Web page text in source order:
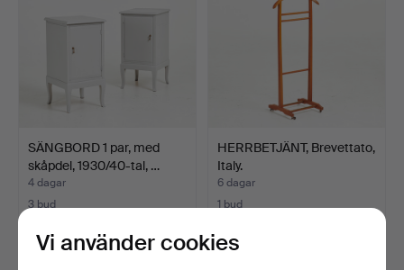
SÄNGBORD 1 par, med
skåpdel, 1930/40-tal, …
4 dagar
3 bud
HERRBETJÄNT, Brevettato,
Italy.
6 dagar
1 bud
Vi använder cookies